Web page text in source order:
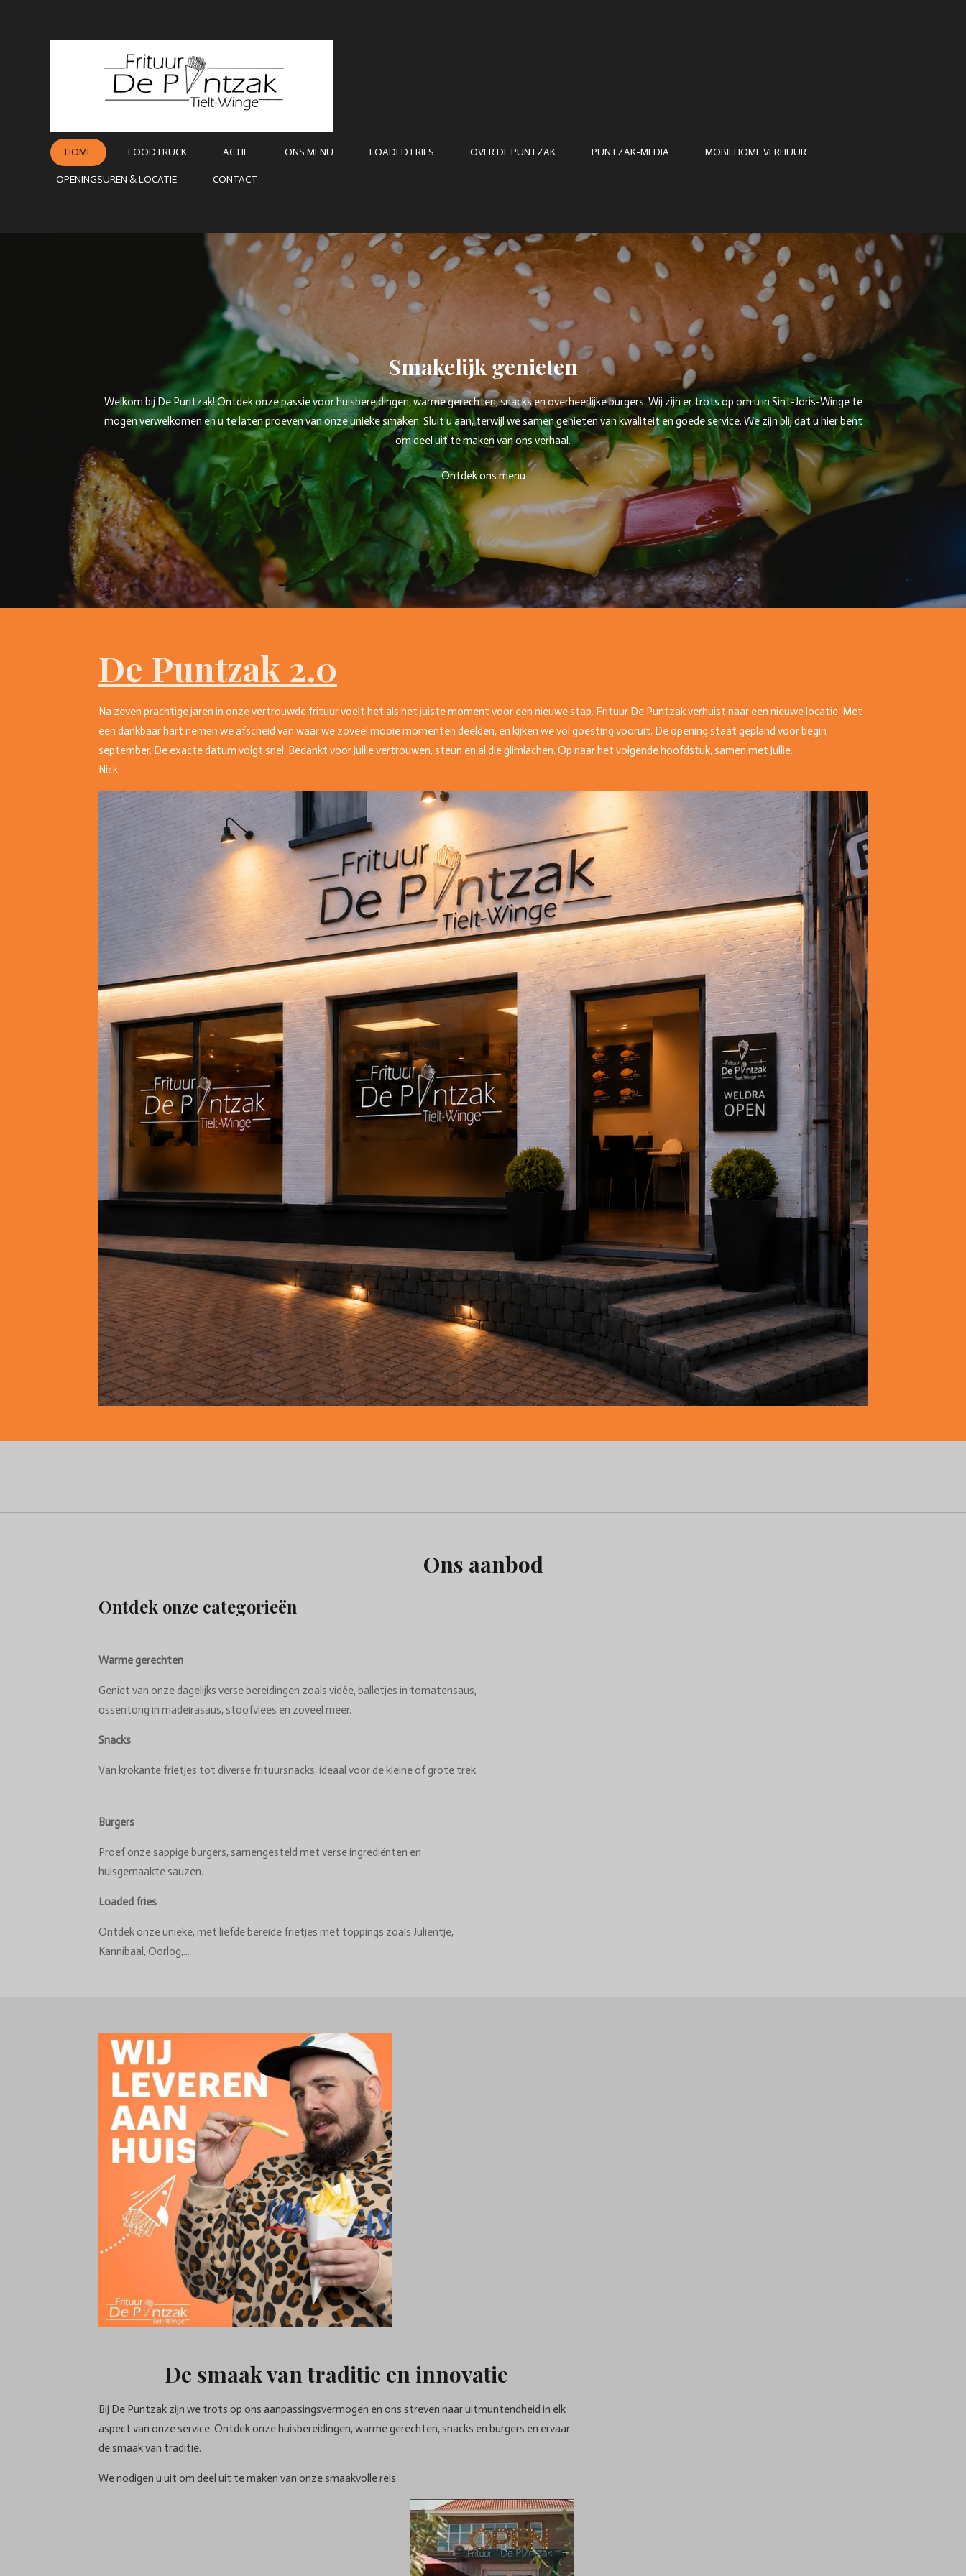
HOME FOODTRUCK ACTIE ONS MENU LOADED FRIES OVER DE PUNTZAK PUNTZAK-MEDIA MOBILHOME VERHUUR
OPENINGSUREN & LOCATIE CONTACT
Smakelijk genieten
Welkom bij De Puntzak! Ontdek onze passie voor huisbereidingen, warme gerechten, snacks en overheerlijke burgers. Wij zijn er trots op om u in Sint-Joris-Winge te
mogen verwelkomen en u te laten proeven van onze unieke smaken. Sluit u aan, terwijl we samen genieten van kwaliteit en goede service. We zijn blij dat u hier bent
om deel uit te maken van ons verhaal.
Ontdek ons menu
De Puntzak 2.0
Na zeven prachtige jaren in onze vertrouwde frituur voelt het als het juiste moment voor een nieuwe stap. Frituur De Puntzak verhuist naar een nieuwe locatie. Met
een dankbaar hart nemen we afscheid van waar we zoveel mooie momenten deelden, en kijken we vol goesting vooruit. De opening staat gepland voor begin
september. De exacte datum volgt snel. Bedankt voor jullie vertrouwen, steun en al die glimlachen. Op naar het volgende hoofdstuk, samen met jullie.
Nick
Ons aanbod
Ontdek onze categorieën
Warme gerechten
Geniet van onze dagelijks verse bereidingen zoals vidée, balletjes in tomatensaus,
ossentong in madeirasaus, stoofvlees en zoveel meer.
Snacks
Van krokante frietjes tot diverse frituursnacks, ideaal voor de kleine of grote trek.
Burgers
Proef onze sappige burgers, samengesteld met verse ingrediënten en
huisgemaakte sauzen.
Loaded fries
Ontdek onze unieke, met liefde bereide frietjes met toppings zoals Julientje,
Kannibaal, Oorlog,...
De smaak van traditie en innovatie
Bij De Puntzak zijn we trots op ons aanpassingsvermogen en ons streven naar uitmuntendheid in elk
aspect van onze service. Ontdek onze huisbereidingen, warme gerechten, snacks en burgers en ervaar
de smaak van traditie.
We nodigen u uit om deel uit te maken van onze smaakvolle reis.